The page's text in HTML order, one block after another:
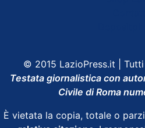
© 2015 LazioPress.it |
Testata giornalistica con
Civile di Roma
È vietata la copia, totale o